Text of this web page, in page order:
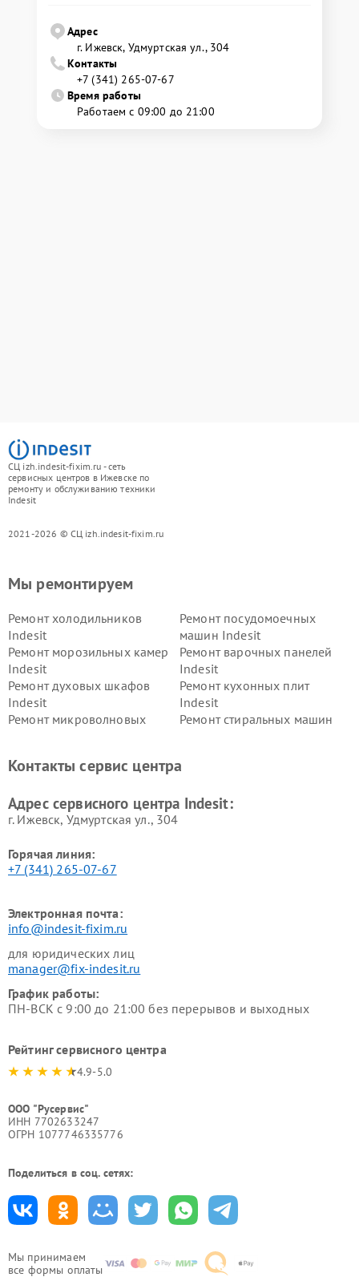
Адрес
г. Ижевск, Удмуртская ул., 304
Контакты
+7 (341) 265-07-67
Время работы
Работаем с 09:00 до 21:00
СЦ izh.indesit-fixim.ru - сеть
сервисных центров в Ижевске по
ремонту и обслуживанию техники
Indesit
2021-2026 © СЦ izh.indesit-fixim.ru
Мы принимаем
все формы оплаты
Мы ремонтируем
Ремонт холодильников
Indesit
Ремонт посудомоечных
машин Indesit
Ремонт морозильных камер
Indesit
Ремонт варочных панелей
Indesit
Ремонт духовых шкафов
Indesit
Ремонт кухонных плит
Indesit
Ремонт микроволновых
Ремонт стиральных машин
Indesit
Indesit
Контакты сервис центра
Адрес сервисного центра Indesit:
г. Ижевск, Удмуртская ул., 304
Горячая линия:
+7 (341) 265-07-67
Электронная почта:
info@indesit-fixim.ru
для юридических лиц
manager@fix-indesit.ru
График работы:
ПН-ВСК с 9:00 до 21:00 без перерывов и выходных
Рейтинг сервисного центра
4.9-5.0
ООО "Русервис"
ИНН 7702633247
ОГРН 1077746335776
Поделиться в соц. сетях: